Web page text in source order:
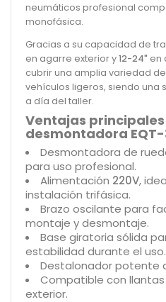
neumáticos profesional
monofásica.
Gracias a su capacidad de
en agarre exterior y12-24" en
cubrir una amplia variedad
vehículos ligeros, siendo una
a día del taller.
Ventajas
desmontadora
Desmontadora de
para uso profesional.
Alimentación 220V,
instalación trifásica.
Brazo oscilante para
montaje y desmontaje.
Base giratoria sólida
estabilidad durante el uso.
Destalonador potente
Compatible con
exterior.